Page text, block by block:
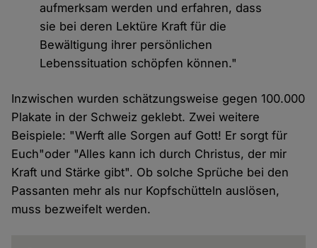
aufmerksam werden und erfahren, dass
sie bei deren Lektüre Kraft für die
Bewältigung ihrer persönlichen
Lebenssituation schöpfen können."
Inzwischen wurden schätzungsweise gegen 100.000
Plakate in der Schweiz geklebt. Zwei weitere
Beispiele: "Werft alle Sorgen auf Gott! Er sorgt für
Euch"oder "Alles kann ich durch Christus, der mir
Kraft und Stärke gibt". Ob solche Sprüche bei den
Passanten mehr als nur Kopfschütteln auslösen,
muss bezweifelt werden.